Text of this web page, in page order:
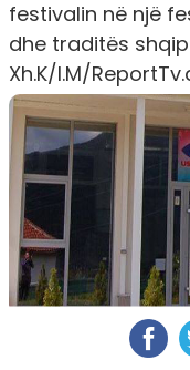
festivalin në një
dhe traditës
Xh.K/I.M/